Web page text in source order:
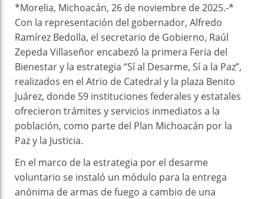
*Morelia, Michoacán, 26 de noviembre de 2025.-*
Con la representación del gobernador, Alfredo
Ramírez Bedolla, el secretario de Gobierno, Raúl
Zepeda Villaseñor encabezó la primera Feria del
Bienestar y la estrategia “Sí al Desarme, Sí a la Paz”,
realizados en el Atrio de Catedral y la plaza Benito
Juárez, donde 59 instituciones federales y estatales
ofrecieron trámites y servicios inmediatos a la
población, como parte del Plan Michoacán por la
Paz y la Justicia.
En el marco de la estrategia por el desarme
voluntario se instaló un módulo para la entrega
anónima de armas de fuego a cambio de una